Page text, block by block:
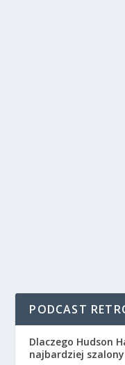
PODCAST
Dlaczego Hudson
najbardziej szalony